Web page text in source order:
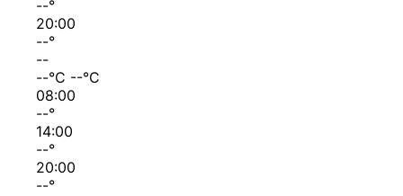
--°
20:00
--°
--
--°C --°C
08:00
--°
14:00
--°
20:00
--°